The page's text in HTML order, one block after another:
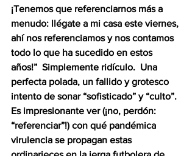
¡Tenemos que referenciarnos más a
menudo: llégate a mi casa este viernes,
ahí nos referenciamos y nos contamos
todo lo que ha sucedido en estos
años!”  Simplemente ridículo.  Una
perfecta polada, un fallido y grotesco
intento de sonar “sofisticado” y “culto”.
Es impresionante ver (¡no, perdón:
“referenciar”!) con qué pandémica
virulencia se propagan estas